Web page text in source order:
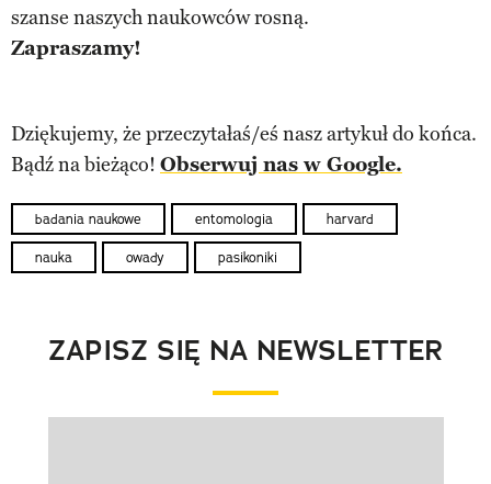
szanse naszych naukowców rosną.
Zapraszamy!
Dziękujemy, że przeczytałaś/eś nasz artykuł do końca.
Bądź na bieżąco! Obserwuj nas w Google.
badania naukowe entomologia harvard
nauka owady pasikoniki
ZAPISZ SIĘ NA NEWSLETTER